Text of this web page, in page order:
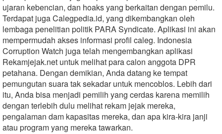
ujaran kebencian, dan hoaks yang berkaitan dengan pemilu.
Terdapat juga Calegpedia.id, yang dikembangkan oleh
lembaga penelitian politik PARA Syndicate. Aplikasi ini akan
mempermudah akses informasi profil caleg. Indonesia
Corruption Watch juga telah mengembangkan aplikasi
Rekamjejak.net untuk melihat para calon anggota DPR
petahana. Dengan demikian, Anda datang ke tempat
pemungutan suara tak sekadar untuk mencoblos. Lebih dari
itu, Anda bisa menjadi pemilih yang cerdas karena memilih
dengan terlebih dulu melihat rekam jejak mereka,
pengalaman dam kapasitas mereka, dan apa kira-kira janji
atau program yang mereka tawarkan.